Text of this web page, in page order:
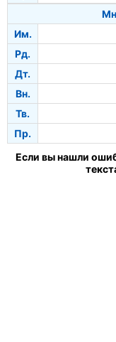
Им.
Рд.
Дт.
Вн.
Тв.
Пр.
Если вы нашли